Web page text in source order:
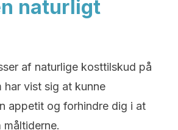
naturligt
af naturlige kosttilskud på
har vist sig at kunne
appetit og forhindre dig i at
måltiderne.